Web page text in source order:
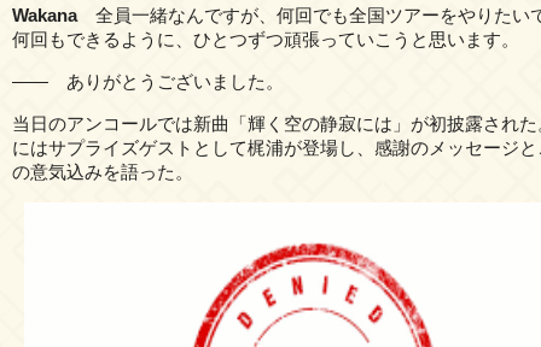
Wakana全員一緒なんですが、何回でも全国ツアーをやりた
何回もできるように、ひとつずつ頑張っていこうと思います。
―― ありがとうございました。
当日のアンコールでは新曲「輝く空の静寂には」が初披露され
にはサプライズゲストとして梶浦が登場し、感謝のメッセージ
の意気込みを語った。